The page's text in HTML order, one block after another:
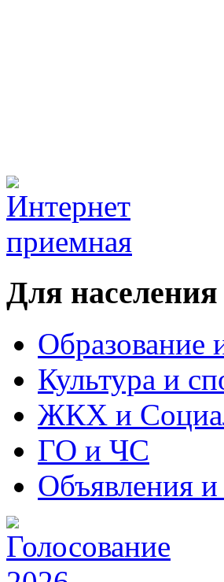
Для населения
Образование
Культура и
ЖКХ и
ГО и ЧС
Объявления